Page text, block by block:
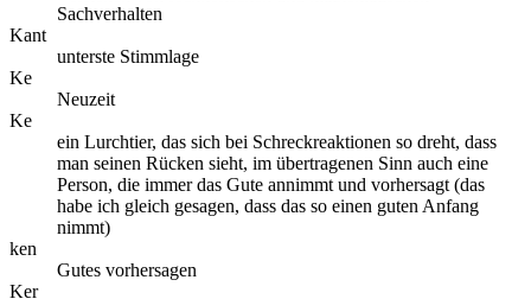
Sachverhalten
Kant
unterste Stimmlage
Ke
Neuzeit
Ke
ein Lurchtier, das sich bei Schreckreaktionen so dreht, dass
man seinen Rücken sieht, im übertragenen Sinn auch eine
Person, die immer das Gute annimmt und vorhersagt (das
habe ich gleich gesagen, dass das so einen guten Anfang
nimmt)
ken
Gutes vorhersagen
Ker